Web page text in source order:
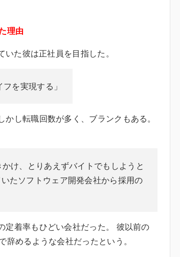
理由
た彼は正社員を目指した。
を実現する」
し転職回数が多く、ブランクもある。
った。
け、とりあえずバイトでもしようと
たソフトウェア開発会社から採用の
定着率もひどい会社だった。 彼以前の
めるような会社だったという。